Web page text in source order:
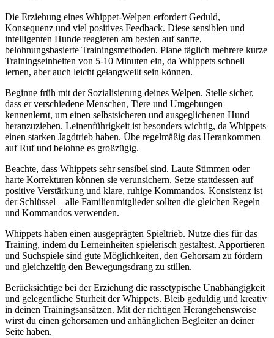
Die Erziehung eines Whippet-Welpen erfordert Geduld,
Konsequenz und viel positives Feedback. Diese sensiblen und
intelligenten Hunde reagieren am besten auf sanfte,
belohnungsbasierte Trainingsmethoden. Plane täglich mehrere kurze
Trainingseinheiten von 5-10 Minuten ein, da Whippets schnell
lernen, aber auch leicht gelangweilt sein können.
Beginne früh mit der Sozialisierung deines Welpen. Stelle sicher,
dass er verschiedene Menschen, Tiere und Umgebungen
kennenlernt, um einen selbstsicheren und ausgeglichenen Hund
heranzuziehen. Leinenführigkeit ist besonders wichtig, da Whippets
einen starken Jagdtrieb haben. Übe regelmäßig das Herankommen
auf Ruf und belohne es großzügig.
Beachte, dass Whippets sehr sensibel sind. Laute Stimmen oder
harte Korrekturen können sie verunsichern. Setze stattdessen auf
positive Verstärkung und klare, ruhige Kommandos. Konsistenz ist
der Schlüssel – alle Familienmitglieder sollten die gleichen Regeln
und Kommandos verwenden.
Whippets haben einen ausgeprägten Spieltrieb. Nutze dies für das
Training, indem du Lerneinheiten spielerisch gestaltest. Apportieren
und Suchspiele sind gute Möglichkeiten, den Gehorsam zu fördern
und gleichzeitig den Bewegungsdrang zu stillen.
Berücksichtige bei der Erziehung die rassetypische Unabhängigkeit
und gelegentliche Sturheit der Whippets. Bleib geduldig und kreativ
in deinen Trainingsansätzen. Mit der richtigen Herangehensweise
wirst du einen gehorsamen und anhänglichen Begleiter an deiner
Seite haben.